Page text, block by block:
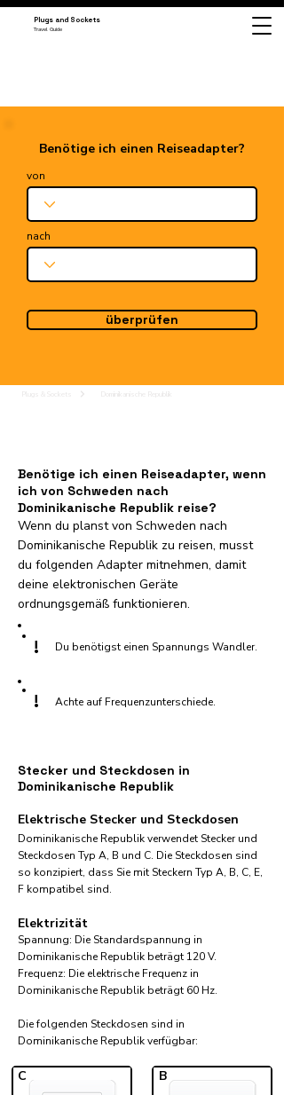
Plugs and Sockets
Travel Guide
Benötige ich einen Reiseadapter?
von
nach
überprüfen
Benötige ich einen Reiseadapter, wenn
ich von Schweden nach
Dominikanische Republik reise?
Wenn du planst von Schweden nach
Dominikanische Republik zu reisen, musst
du folgenden Adapter mitnehmen, damit
deine elektronischen Geräte
ordnungsgemäß funktionieren.
! Du benötigst einen Spannungs Wandler.
! Achte auf Frequenzunterschiede.
Stecker und Steckdosen in
Dominikanische Republik
Elektrische Stecker und Steckdosen
Dominikanische Republik verwendet Stecker und
Steckdosen Typ A, B und C. Die Steckdosen sind
so konzipiert, dass Sie mit Steckern Typ A, B, C, E,
F kompatibel sind.
Elektrizität
Spannung: Die Standardspannung in
Dominikanische Republik beträgt 120 V.
Frequenz: Die elektrische Frequenz in
Dominikanische Republik beträgt 60 Hz.
Die folgenden Steckdosen sind in
Dominikanische Republik verfügbar:​
C B